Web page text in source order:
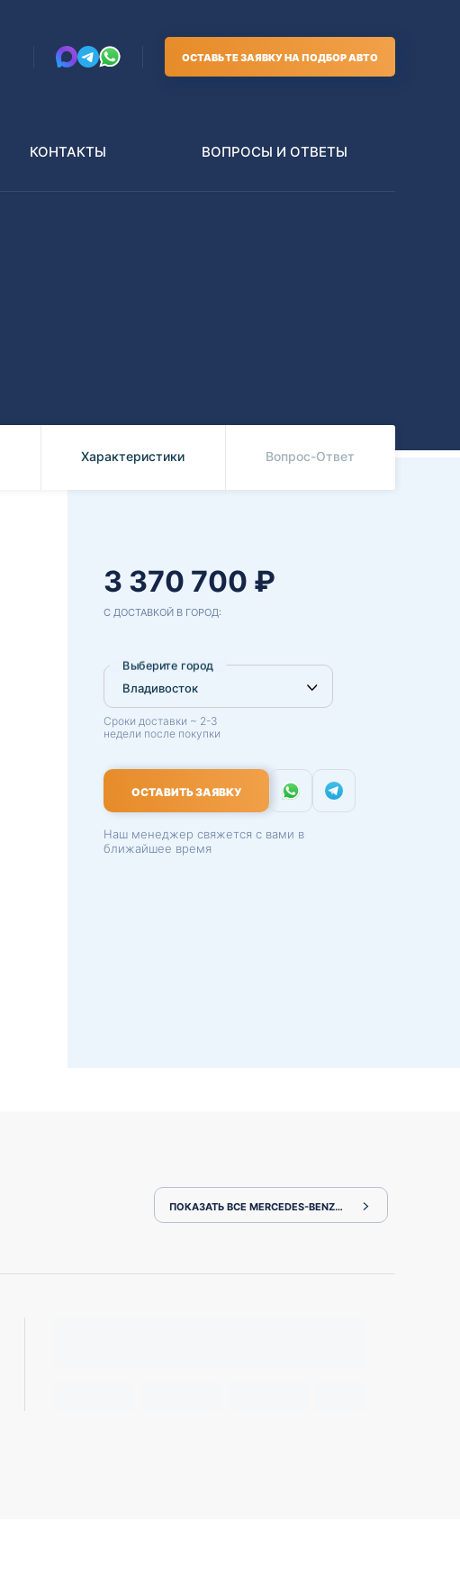
ОСТАВЬТЕ ЗАЯВКУ НА ПОДБОР АВТО
КОНТАКТЫ ВОПРОСЫ И ОТВЕТЫ
Характеристики Вопрос-Ответ
3 370 700 ₽
С ДОСТАВКОЙ В ГОРОД:
Выберите город
Сроки доставки ~ 2-3
недели после покупки
ОСТАВИТЬ ЗАЯВКУ
Наш менеджер свяжется с вами в
ближайшее время
ПОКАЗАТЬ ВСЕ MERCEDES-BENZ C-CLASS 205042